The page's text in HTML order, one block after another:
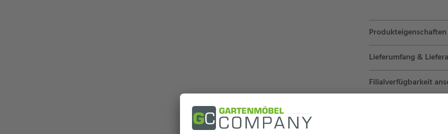
Produkteigenschaften
Lieferumfang &
Filialverfügbarkeit